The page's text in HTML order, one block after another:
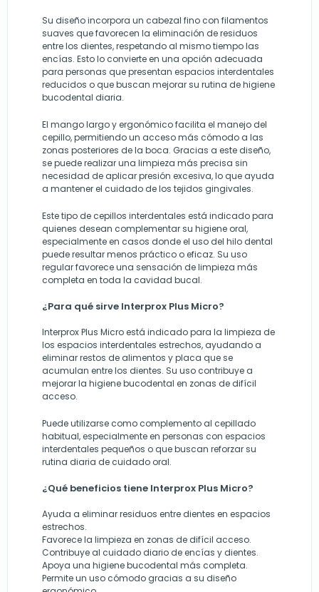
Su diseño incorpora un cabezal fino con filamentos
suaves que favorecen la eliminación de residuos
entre los dientes, respetando al mismo tiempo las
encías. Esto lo convierte en una opción adecuada
para personas que presentan espacios interdentales
reducidos o que buscan mejorar su rutina de higiene
bucodental diaria.
El mango largo y ergonómico facilita el manejo del
cepillo, permitiendo un acceso más cómodo a las
zonas posteriores de la boca. Gracias a este diseño,
se puede realizar una limpieza más precisa sin
necesidad de aplicar presión excesiva, lo que ayuda
a mantener el cuidado de los tejidos gingivales.
Este tipo de cepillos interdentales está indicado para
quienes desean complementar su higiene oral,
especialmente en casos donde el uso del hilo dental
puede resultar menos práctico o eficaz. Su uso
regular favorece una sensación de limpieza más
completa en toda la cavidad bucal.
¿Para qué sirve Interprox Plus Micro?
Interprox Plus Micro está indicado para la limpieza de
los espacios interdentales estrechos, ayudando a
eliminar restos de alimentos y placa que se
acumulan entre los dientes. Su uso contribuye a
mejorar la higiene bucodental en zonas de difícil
acceso.
Puede utilizarse como complemento al cepillado
habitual, especialmente en personas con espacios
interdentales pequeños o que buscan reforzar su
rutina diaria de cuidado oral.
¿Qué beneficios tiene Interprox Plus Micro?
Ayuda a eliminar residuos entre dientes en espacios
estrechos.
Favorece la limpieza en zonas de difícil acceso.
Contribuye al cuidado diario de encías y dientes.
Apoya una higiene bucodental más completa.
Permite un uso cómodo gracias a su diseño